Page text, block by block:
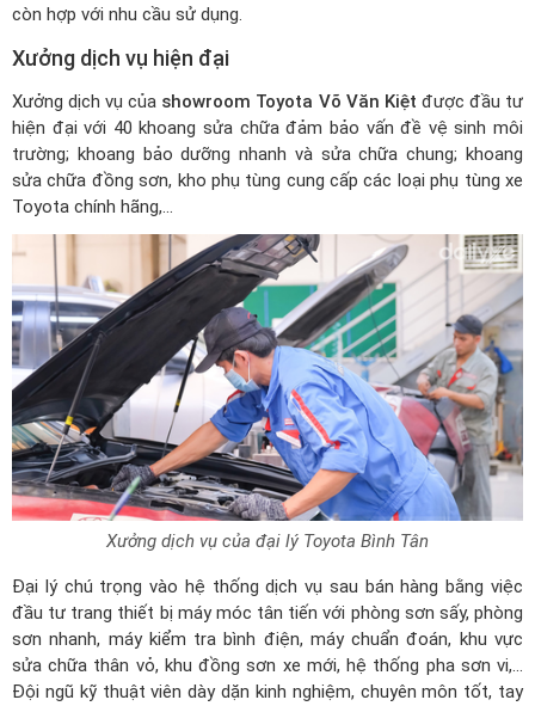
còn hợp với nhu cầu sử dụng.
Xưởng dịch vụ hiện đại
Xưởng dịch vụ của showroom Toyota Võ Văn Kiệt được đầu tư
hiện đại với 40 khoang sửa chữa đảm bảo vấn đề vệ sinh môi
trường; khoang bảo dưỡng nhanh và sửa chữa chung; khoang
sửa chữa đồng sơn, kho phụ tùng cung cấp các loại phụ tùng xe
Toyota chính hãng,...
Xưởng dịch vụ của đại lý Toyota Bình Tân
Đại lý chú trọng vào hệ thống dịch vụ sau bán hàng bằng việc
đầu tư trang thiết bị máy móc tân tiến với phòng sơn sấy, phòng
sơn nhanh, máy kiểm tra bình điện, máy chuẩn đoán, khu vực
sửa chữa thân vỏ, khu đồng sơn xe mới, hệ thống pha sơn vi,...
Đội ngũ kỹ thuật viên dày dặn kinh nghiệm, chuyên môn tốt, tay